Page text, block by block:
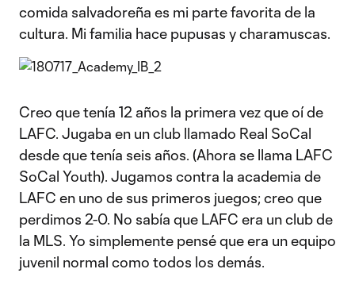
comida salvadoreña es mi parte favorita de la
cultura. Mi familia hace pupusas y charamuscas.
Creo que tenía 12 años la primera vez que oí de
LAFC. Jugaba en un club llamado Real SoCal
desde que tenía seis años. (Ahora se llama LAFC
SoCal Youth). Jugamos contra la academia de
LAFC en uno de sus primeros juegos; creo que
perdimos 2-0. No sabía que LAFC era un club de
la MLS. Yo simplemente pensé que era un equipo
juvenil normal como todos los demás.